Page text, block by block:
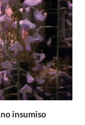
insumiso